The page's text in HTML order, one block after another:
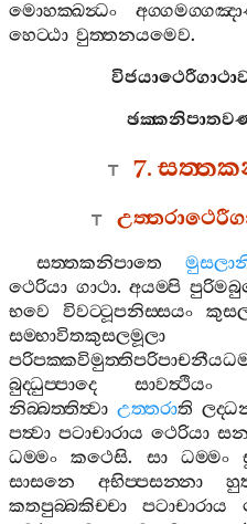
මොහක‍්ඛන්‍ධං
හෙට‍්ඨා වුත‍්තනයමෙව.
7.
සත‍්තකනිපාතෙ
ථෙරියා ගාථා.අයම‍්පි
භවෙ
විවට‍්ටූපනිස‍්සයං
සම‍්භාවිතකුසලමූලා
බුද‍්ධුප‍්පාදෙ
සාවත්‍ථියං
නිබ‍්බත‍්තිත්‍වා උත‍්තරාති
පත්‍වා පටාචාරාය ථෙරියා
ධම‍්මං
කථෙසි. සා ධම‍්මං
සාසනෙ
අභිප‍්පසන‍්නා
කතපුබ‍්බකිච‍්චා
පටාචාරාය